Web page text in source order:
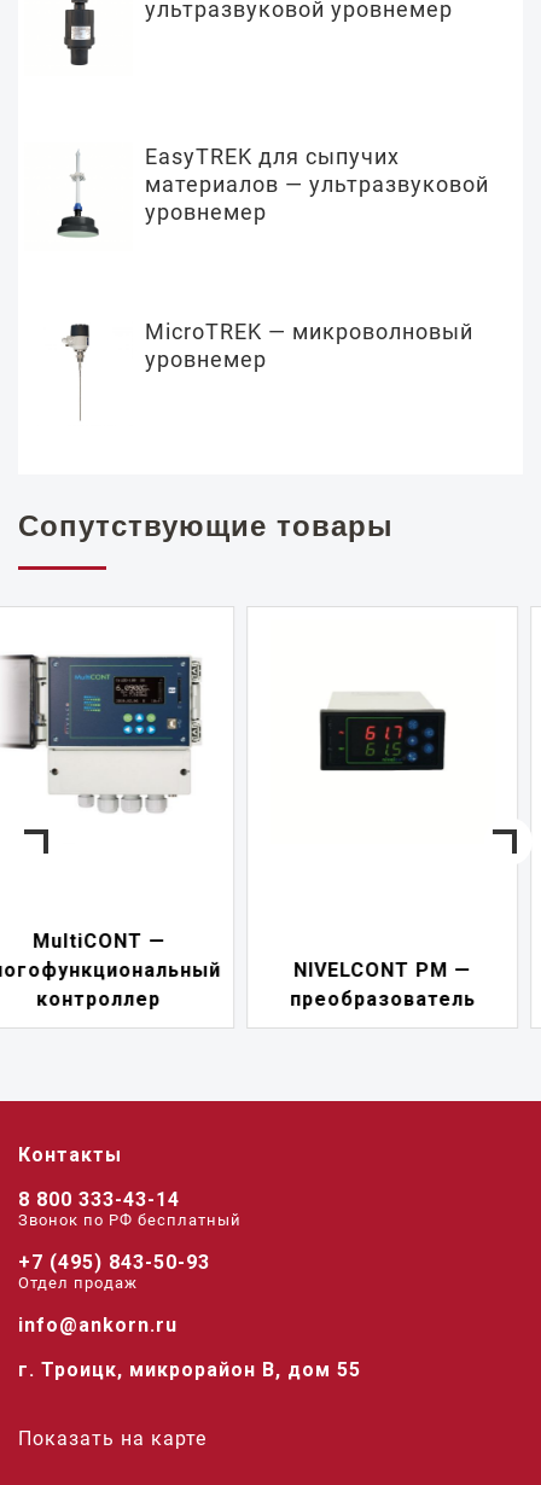
ультразвуковой уровнемер
EasyTREK для сыпучих
материалов — ультразвуковой
уровнемер
MicroTREK — микроволновый
уровнемер
Сопутствующие товары
NIVELCONT PM —
преобразователь
переключатель
Контакты
8 800 333-43-14
Звонок по РФ беcплатный
+7 (495) 843-50-93
Отдел продаж
info@ankorn.ru
г. Троицк, микрорайон В, дом 55
Показать на карте